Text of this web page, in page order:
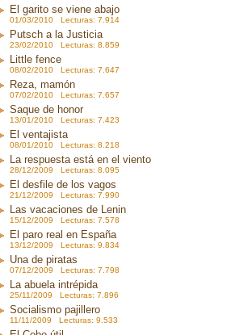
El garito se viene abajo
01/03/2010 Lecturas: 7.914
Putsch a la Justicia
23/02/2010 Lecturas: 8.859
Little fence
08/02/2010 Lecturas: 7.647
Reza, mamón
07/02/2010 Lecturas: 7.657
Saque de honor
13/01/2010 Lecturas: 7.423
El ventajista
08/01/2010 Lecturas: 8.218
La respuesta está en el viento
28/12/2009 Lecturas: 8.095
El desfile de los vagos
21/12/2009 Lecturas: 7.990
Las vacaciones de Lenin
15/12/2009 Lecturas: 7.578
El paro real en España
13/12/2009 Lecturas: 9.834
Una de piratas
07/12/2009 Lecturas: 7.798
La abuela intrépida
25/11/2009 Lecturas: 7.896
Socialismo pajillero
11/11/2009 Lecturas: 9.533